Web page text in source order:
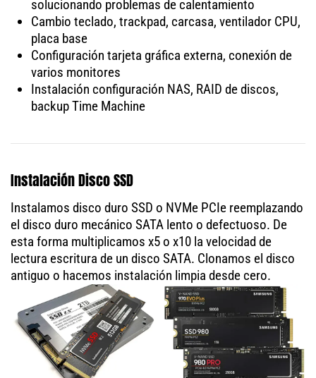
solucionando problemas de calentamiento
Cambio teclado, trackpad, carcasa, ventilador CPU,
placa base
Configuración tarjeta gráfica externa, conexión de
varios monitores
Instalación configuración NAS, RAID de discos,
backup Time Machine
Instalación Disco SSD
Instalamos disco duro SSD o NVMe PCIe reemplazando
el disco duro mecánico SATA lento o defectuoso. De
esta forma multiplicamos x5 o x10 la velocidad de
lectura escritura de un disco SATA. Clonamos el disco
antiguo o hacemos instalación limpia desde cero.